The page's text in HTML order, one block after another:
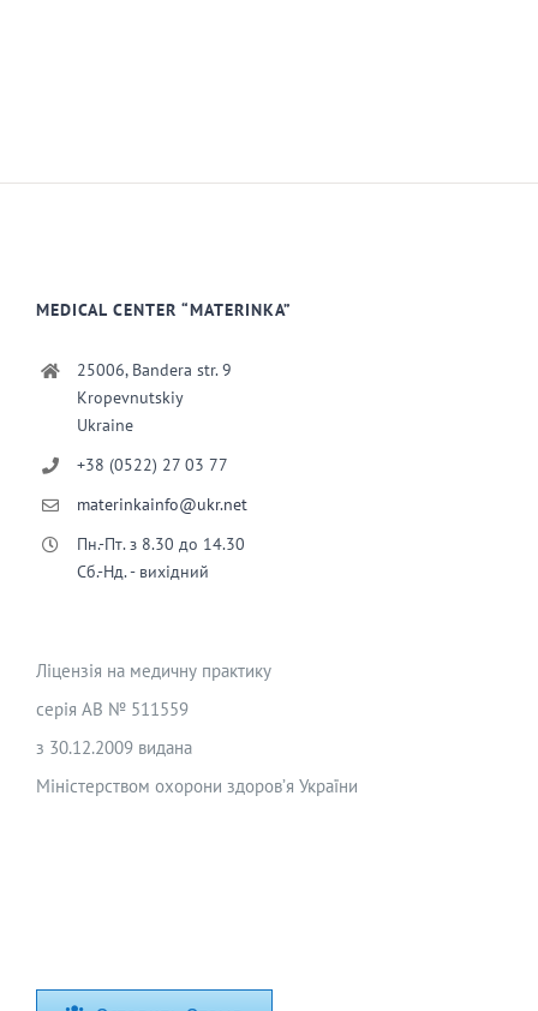
MEDICAL CENTER “MATERINKA”
25006, Bandera str. 9
Kropevnutskiy
Ukraine
+38 (0522) 27 03 77
materinkainfo@ukr.net
Пн.-Пт. з 8.30 до 14.30
Сб.-Нд. - вихідний
Ліцензія на медичну практику
серія АВ № 511559
з 30.12.2009 видана
Міністерством охорони здоров’я України